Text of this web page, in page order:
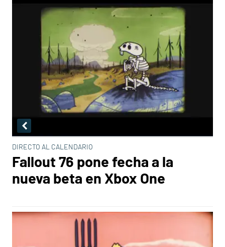
DIRECTO AL CALENDARIO
Fallout 76 pone fecha a la
nueva beta en Xbox One